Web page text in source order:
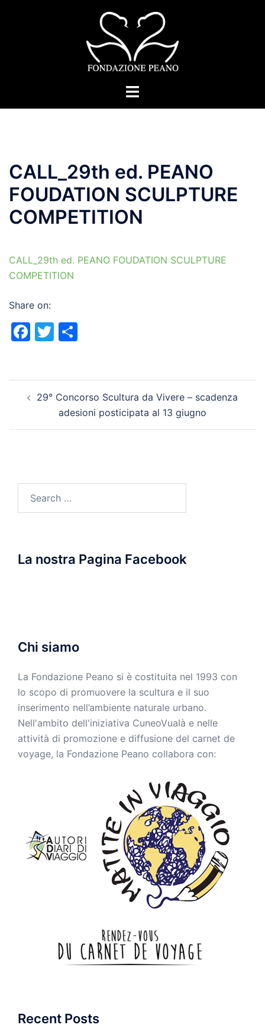
Toggle
CALL_29th ed. PEANO
FOUDATION SCULPTURE
COMPETITION
CALL_29th ed. PEANO FOUDATION SCULPTURE
COMPETITION
Share on:
Facebook
Twitter
navigation
29° Concorso Scultura da Vivere – scadenza
adesioni posticipata al 13 giugno
La nostra Pagina Facebook
Chi siamo
La Fondazione Peano si è costituita nel 1993 con
lo scopo di promuovere la scultura e il suo
inserimento nell’ambiente naturale urbano.
Nell'ambito dell'iniziativa CuneoVualà e nelle
attività di promozione e diffusione del carnet de
voyage, la Fondazione Peano collabora con:
Recent Posts